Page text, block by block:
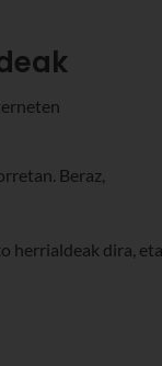
Beraz,
herrialdeak dira, eta